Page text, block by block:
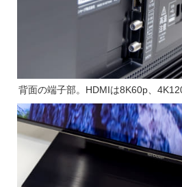
背面の端子部。HDMIは8K60p、